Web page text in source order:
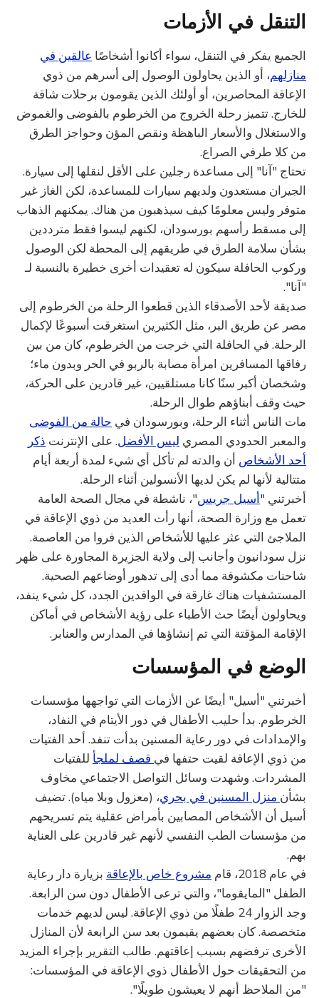
التنقل في الأزمات
الجميع يفكر في التنقل، سواء أكانوا أشخاصًا عالقين في
منازلهم، أو الذين يحاولون الوصول إلى أسرهم من ذوي
الإعاقة المحاصرين، أو أولئك الذين يقومون برحلات شاقة
للخارج. تتميز رحلة الخروج من الخرطوم بالفوضى والغموض
والاستغلال والأسعار الباهظة ونقص المؤن وحواجز الطرق
من كلا طرفي الصراع.
تحتاج "آنا" إلى مساعدة رجلين على الأقل لنقلها إلى سيارة.
الجيران مستعدون ولديهم سيارات للمساعدة، لكن الغاز غير
متوفر وليس معلومًا كيف سيذهبون من هناك. يمكنهم الذهاب
إلى مسقط رأسهم بورسودان، لكنهم ليسوا فقط مترددين
بشأن سلامة الطرق في طريقهم إلى المحطة لكن الوصول
وركوب الحافلة سيكون له تعقيدات أخرى خطيرة بالنسبة لـ
"آنا".
صديقة لأحد الأصدقاء الذين قطعوا الرحلة من الخرطوم إلى
مصر عن طريق البر، مثل الكثيرين استغرقت أسبوعًا لإكمال
الرحلة. في الحافلة التي خرجت من الخرطوم، كان من بين
رفاقها المسافرين امرأة مصابة بالربو في الحر وبدون ماء؛
وشخصان أكبر سنًا كانا مستلقيين، غير قادرين على الحركة،
حيث وقف أبناؤهم طوال الرحلة.
مات الناس أثناء الرحلة، وبورسودان في حالة من الفوضى
والمعبر الحدودي المصري ليس الأفضل. على الإنترنت ذكر
أحد الأشخاص أن والدته لم تأكل أي شيء لمدة أربعة أيام
متتالية لأنها لم يكن لديها الأنسولين أثناء الرحلة.
أخبرتني "أسيل جريس"، ناشطة في مجال الصحة العامة
تعمل مع وزارة الصحة، أنها رأت العديد من ذوي الإعاقة في
الملاجئ التي عثر عليها للأشخاص الذين فروا من العاصمة.
نزل سودانيون وأجانب إلى ولاية الجزيرة المجاورة على ظهر
شاحنات مكشوفة مما أدى إلى تدهور أوضاعهم الصحية.
المستشفيات هناك غارقة في الوافدين الجدد، كل شيء ينفد،
ويحاولون أيضًا حث الأطباء على رؤية الأشخاص في أماكن
الإقامة المؤقتة التي تم إنشاؤها في المدارس والعنابر.
الوضع في المؤسسات
أخبرتني "أسيل" أيضًا عن الأزمات التي تواجهها مؤسسات
الخرطوم. بدأ حليب الأطفال في دور الأيتام في النفاد،
والإمدادات في دور رعاية المسنين بدأت تنفد. أحد الفتيات
من ذوي الإعاقة لقيت حتفها في قصف لملجأ للفتيات
المشردات. وشهدت وسائل التواصل الاجتماعي مخاوف
بشأن منزل المسنين في بحري، (معزول وبلا مياه). تضيف
أسيل أن الأشخاص المصابين بأمراض عقلية يتم تسريحهم
من مؤسسات الطب النفسي لأنهم غير قادرين على العناية
بهم.
في عام 2018، قام
مشروع خاص بالإعاقة بزيارة دار رعاية
الطفل "المايقوما"، والتي ترعى الأطفال دون سن الرابعة.
وجد الزوار 24 طفلًا من ذوي الإعاقة. ليس لديهم خدمات
متخصصة. كان بعضهم يقيمون بعد سن الرابعة لأن المنازل
الأخرى ترفضهم بسبب إعاقتهم. طالب التقرير بإجراء المزيد
من التحقيقات حول الأطفال ذوي الإعاقة في المؤسسات:
"من الملاحظ أنهم لا يعيشون طويلًا".